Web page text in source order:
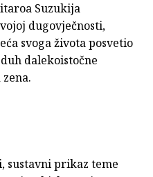
Suzukija
dugovječnosti,
svoga života posvetio
dalekoistočne
sustavni prikaz teme